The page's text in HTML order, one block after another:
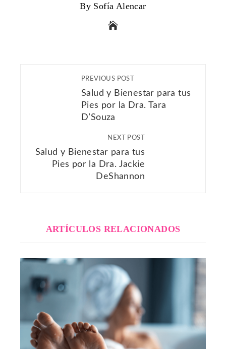
By Sofía Alencar
PREVIOUS POST
Salud y Bienestar para tus
Pies por la Dra. Tara
D’Souza
NEXT POST
Salud y Bienestar para tus
Pies por la Dra. Jackie
DeShannon
ARTÍCULOS RELACIONADOS